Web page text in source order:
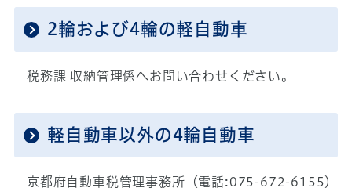
2輪および4輪の軽自動車
税務課 収納管理係へお問い合わせください。
軽自動車以外の4輪自動車
京都府自動車税管理事務所（電話:075-672-6155）